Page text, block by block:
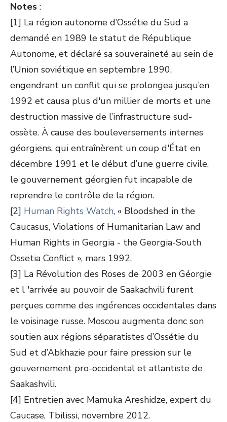
Notes :
[1] La région autonome d’Ossétie du Sud a
demandé en 1989 le statut de République
Autonome, et déclaré sa souveraineté au sein de
l’Union soviétique en septembre 1990,
engendrant un conflit qui se prolongea jusqu’en
1992 et causa plus d'un millier de morts et une
destruction massive de l’infrastructure sud-
ossète. À cause des bouleversements internes
géorgiens, qui entraînèrent un coup d'État en
décembre 1991 et le début d’une guerre civile,
le gouvernement géorgien fut incapable de
reprendre le contrôle de la région.
[2] Human Rights Watch, « Bloodshed in the
Caucasus, Violations of Humanitarian Law and
Human Rights in Georgia - the Georgia-South
Ossetia Conflict », mars 1992.
[3] La Révolution des Roses de 2003 en Géorgie
et l 'arrivée au pouvoir de Saakachvili furent
perçues comme des ingérences occidentales dans
le voisinage russe. Moscou augmenta donc son
soutien aux régions séparatistes d’Ossétie du
Sud et d’Abkhazie pour faire pression sur le
gouvernement pro-occidental et atlantiste de
Saakashvili.
[4] Entretien avec Mamuka Areshidze, expert du
Caucase, Tbilissi, novembre 2012.